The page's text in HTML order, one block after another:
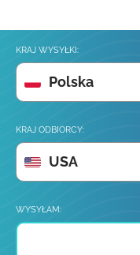
KRAJ WYSYŁKI:
Polska
KRAJ ODBIORCY:
USA
WYSYŁAM: